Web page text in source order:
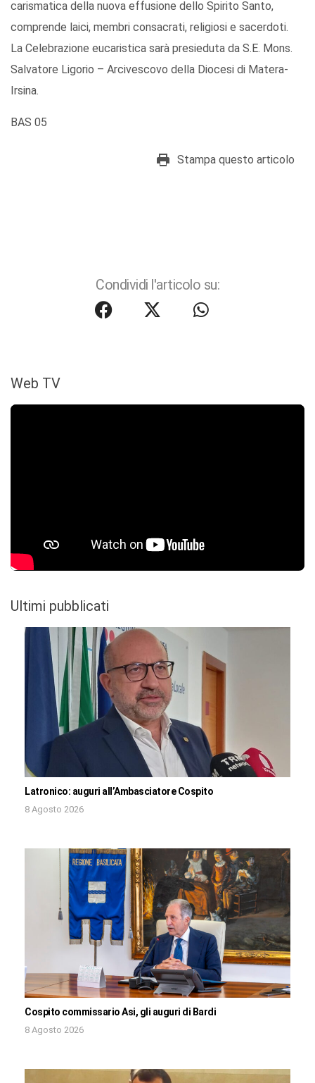
carismatica della nuova effusione dello Spirito Santo,
comprende laici, membri consacrati, religiosi e sacerdoti.
La Celebrazione eucaristica sarà presieduta da S.E. Mons.
Salvatore Ligorio – Arcivescovo della Diocesi di Matera-
Irsina.
BAS 05
Stampa questo articolo
Condividi l'articolo su:
Web TV
Ultimi pubblicati
Latronico: auguri all’Ambasciatore Cospito
8 Agosto 2026
Cospito commissario Asi, gli auguri di Bardi
8 Agosto 2026